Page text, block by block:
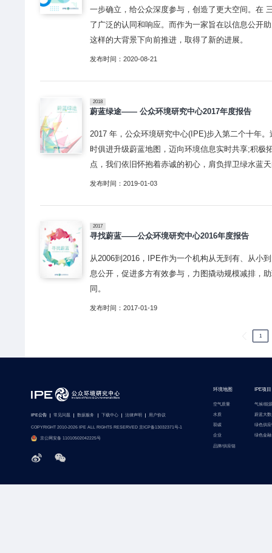
一步确立，给公众深度参与，创造了更大空间。在
了广泛的认同和响应。而作为一家旨在以信息公开
这样的大背景下向前推进，取得了新的进展。
发布时间：2020-08-21
2018
蔚蓝绿途—— 公众环境研究中心2017年度报告
2017 年，公众环境研究中心(IPE)步入第二个十年
时俱进升级蔚蓝地图，迈向环境信息实时共享;积极
点，我们依旧怀抱着赤诚的初心，肩负捍卫绿水蓝
发布时间：2019-01-03
2017
寻找蔚蓝——公众环境研究中心2016年度报告
从2006到2016，IPE作为一个机构从无到有、从小
息公开，促进多方有效参与，力图撬动规模减排，
同。
发布时间：2017-01-19
1
IPE公告 常见问题 数据服务 下载中心 法律声明 用户协议
COPYRIGHT 2010-2026 IPE ALL RIGHTS RESERVED 京ICP备13032371号-1
京公网安备 11010502042225号
环境地图
空气质量
水质
双碳
企业
品牌/供应链
IPE项目
气候/能源
蔚蓝大数
绿色供应
绿色金融